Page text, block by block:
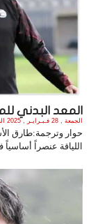
المعد البدني
الجمعة , 28 فـبـرايـر , 2025 الساعة 7:39:01 PM
حوار وترجمة:طارق
اللياقة عنصراً